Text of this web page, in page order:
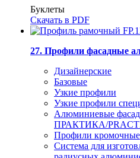
Буклеты
Скачать в PDF
27. Профили фасадные
Дизайнерские
Базовые
Узкие профили
Узкие профили
Алюминиевые
ПРАКТИКА/
Профили кромочные
Система для